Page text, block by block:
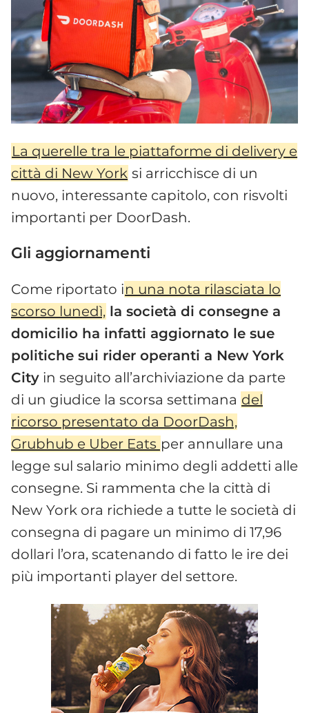
La querelle tra le piattaforme di delivery e
città di New York si arricchisce di un
nuovo, interessante capitolo, con risvolti
importanti per DoorDash.
Gli aggiornamenti
Come riportato in una nota rilasciata lo
scorso lunedì, la società di consegne a
domicilio ha infatti aggiornato le sue
politiche sui rider operanti a New York
City in seguito all’archiviazione da parte
di un giudice la scorsa settimana del
ricorso presentato da DoorDash,
Grubhub e Uber Eats per annullare una
legge sul salario minimo degli addetti alle
consegne. Si rammenta che la città di
New York ora richiede a tutte le società di
consegna di pagare un minimo di 17,96
dollari l’ora, scatenando di fatto le ire dei
più importanti player del settore.